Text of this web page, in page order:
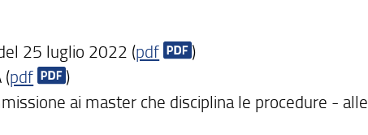
25 luglio 2022 (pdf
)
(pdf
)
ai master che disciplina le procedure -